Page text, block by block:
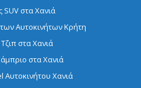
SUV στα Χανιά
Αυτοκινήτων Κρήτη
στα Χανιά
στα Χανιά
Αυτοκινήτου Χανιά